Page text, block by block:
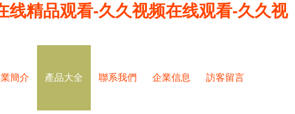
精品观看-久久视频在线观看-久久视
簡介 產品大全 聯系我們 企業信息 訪客留言